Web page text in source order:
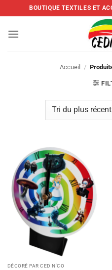
to
BOUTIQUE TEXTILES ET
Accueil /
DÉCORÉ PAR CED N'CO